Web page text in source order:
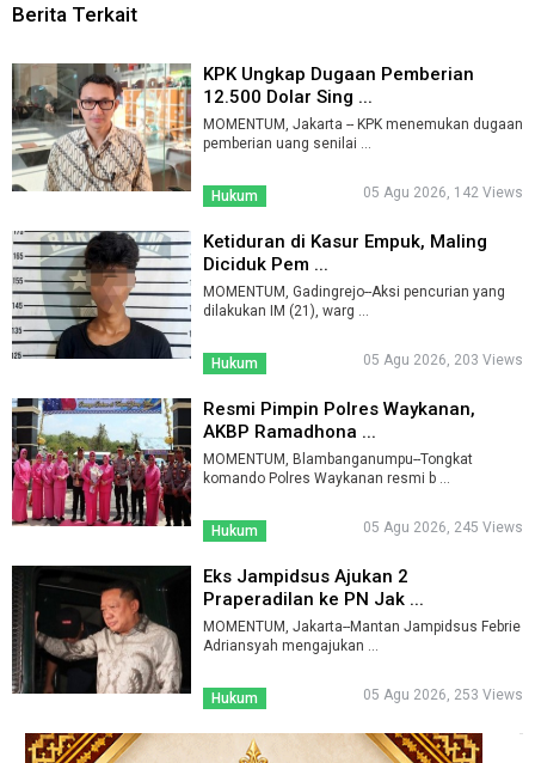
Berita Terkait
KPK Ungkap Dugaan Pemberian
12.500 Dolar Sing ...
MOMENTUM, Jakarta -- KPK menemukan dugaan
pemberian uang senilai ...
Hukum 05 Agu 2026, 142 Views
Ketiduran di Kasur Empuk, Maling
Diciduk Pem ...
MOMENTUM, Gadingrejo--Aksi pencurian yang
dilakukan IM (21), warg ...
Hukum 05 Agu 2026, 203 Views
Resmi Pimpin Polres Waykanan,
AKBP Ramadhona ...
MOMENTUM, Blambanganumpu--Tongkat
komando Polres Waykanan resmi b ...
Hukum 05 Agu 2026, 245 Views
Eks Jampidsus Ajukan 2
Praperadilan ke PN Jak ...
MOMENTUM, Jakarta--Mantan Jampidsus Febrie
Adriansyah mengajukan ...
Hukum 05 Agu 2026, 253 Views